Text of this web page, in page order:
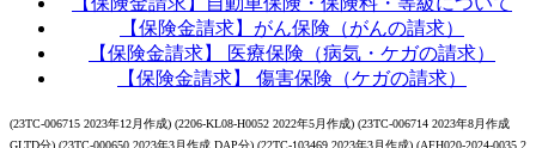
【保険金請求】がん保険（がんの請求）
【保険金請求】 医療保険（病気・ケガの請求）
【保険金請求】 傷害保険（ケガの請求）
(23TC-006715 2023年12月作成) (2206-KL08-H0052 2022年5月作成) (23TC-006714 2023年8月作成
GLTD分) (23TC-000650 2023年3月作成 DAP分) (22TC-103469 2023年3月作成) (AFH020-2024-0035 2